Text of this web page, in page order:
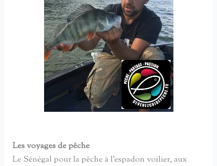
Les voyages de pêche
Le Sénégal pour la pêche à l’espadon voilier, aux